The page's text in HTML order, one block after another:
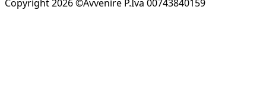
Copyright 2026 ©Avvenire P.Iva 00743840159